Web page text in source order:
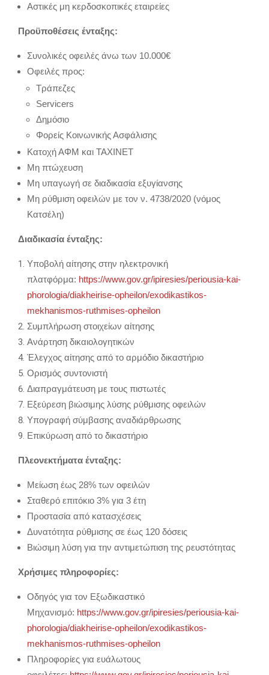
Αστικές μη κερδοσκοπικές εταιρείες
Προϋποθέσεις ένταξης:
Συνολικές οφειλές άνω των 10.000€
Οφειλές προς:
Τράπεζες
Servicers
Δημόσιο
Φορείς Κοινωνικής Ασφάλισης
Κατοχή ΑΦΜ και ΤΑΧΙNET
Μη πτώχευση
Μη υπαγωγή σε διαδικασία εξυγίανσης
Μη ρύθμιση οφειλών με τον ν. 4738/2020 (νόμος
Κατσέλη)
Διαδικασία ένταξης:
Υποβολή αίτησης στην ηλεκτρονική
πλατφόρμα: https://www.gov.gr/ipiresies/periousia-kai-
phorologia/diakheirise-opheilon/exodikastikos-
mekhanismos-ruthmises-opheilon
Συμπλήρωση στοιχείων αίτησης
Ανάρτηση δικαιολογητικών
Έλεγχος αίτησης από το αρμόδιο δικαστήριο
Ορισμός συντονιστή
Διαπραγμάτευση με τους πιστωτές
Εξεύρεση βιώσιμης λύσης ρύθμισης οφειλών
Υπογραφή σύμβασης αναδιάρθρωσης
Επικύρωση από το δικαστήριο
Πλεονεκτήματα ένταξης:
Μείωση έως 28% των οφειλών
Σταθερό επιτόκιο 3% για 3 έτη
Προστασία από κατασχέσεις
Δυνατότητα ρύθμισης σε έως 120 δόσεις
Βιώσιμη λύση για την αντιμετώπιση της ρευστότητας
Χρήσιμες πληροφορίες:
Οδηγός για τον Εξωδικαστικό
Μηχανισμό: https://www.gov.gr/ipiresies/periousia-kai-
phorologia/diakheirise-opheilon/exodikastikos-
mekhanismos-ruthmises-opheilon
Πληροφορίες για ευάλωτους